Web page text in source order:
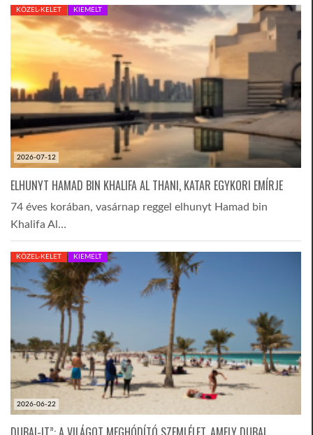
2026-07-12
KÖZEL-KELET KIEMELT
ELHUNYT HAMAD BIN KHALIFA AL THANI, KATAR EGYKORI EMÍRJE
74 éves korában, vasárnap reggel elhunyt Hamad bin
Khalifa Al…
2026-06-22
KÖZEL-KELET KIEMELT